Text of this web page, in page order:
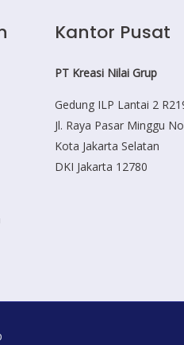
Kantor Pusat
PT Kreasi Nilai Grup
Gedung ILP Lantai 2
Jl. Raya Pasar Minggu
Kota Jakarta Selatan
DKI Jakarta 12780